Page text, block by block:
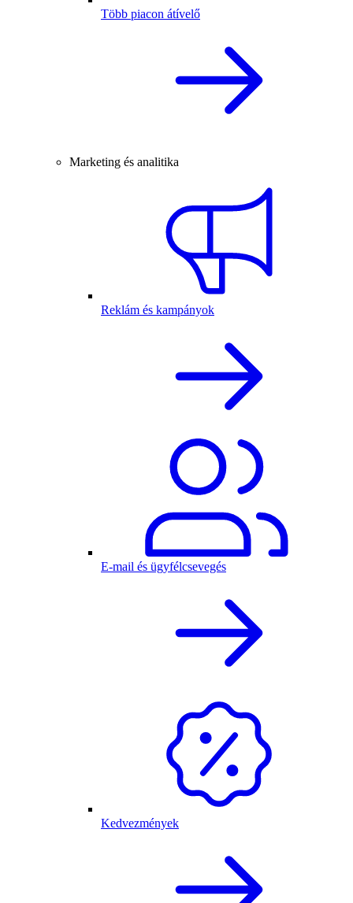
Több piacon átívelő
Marketing és analitika
Reklám és kampányok
E-mail és ügyfélcsevegés
Kedvezmények